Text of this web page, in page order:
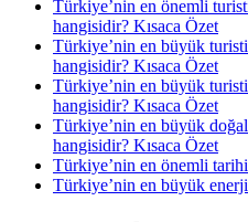
Türkiye’nin en önemli
hangisidir? Kısaca Özet
Türkiye’nin en büyük
hangisidir? Kısaca Özet
Türkiye’nin en büyük
hangisidir? Kısaca Özet
Türkiye’nin en büyük
hangisidir? Kısaca Özet
Türkiye’nin en önemli
Türkiye’nin en büyük